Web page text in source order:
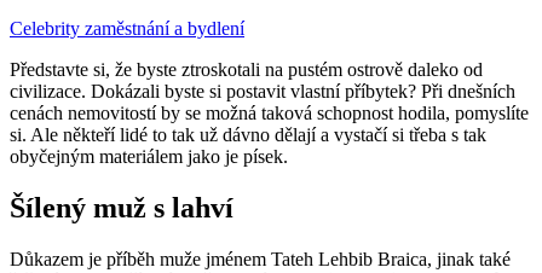
Celebrity zaměstnání a bydlení
Představte si, že byste ztroskotali na pustém ostrově daleko od
civilizace. Dokázali byste si postavit vlastní příbytek? Při dnešních
cenách nemovitostí by se možná taková schopnost hodila, pomyslíte
si. Ale někteří lidé to tak už dávno dělají a vystačí si třeba s tak
obyčejným materiálem jako je písek.
Šílený muž s lahví
Důkazem je příběh muže jménem Tateh Lehbib Braica, jinak také